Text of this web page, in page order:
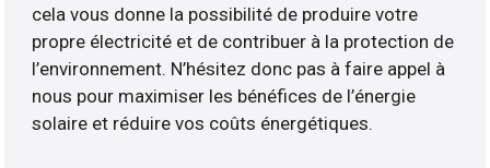
cela vous donne la possibilité de produire votre
propre électricité et de contribuer à la protection de
l’environnement. N’hésitez donc pas à faire appel à
nous pour maximiser les bénéfices de l’énergie
solaire et réduire vos coûts énergétiques.